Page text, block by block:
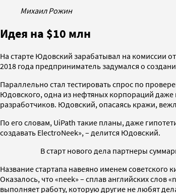
Михаил Рожин
Идея на $10 млн
На старте Юдовский зарабатывал на комиссии
2018 года предприниматель задумался о
Параллельно стал тестировать спрос по
Юдовского, одна из нефтяных корпораций даже
разработчиков. Юдовский, опасаясь кражи,
По его словам, UiPath такие планы, даже
создавать ElectroNeek», – делится Юдовский.
В старт нового дела партнеры
Название стартапа навеяно именем
Оказалось, что «neek» – сплав английских слов
выполняет работу, которую другие не любят